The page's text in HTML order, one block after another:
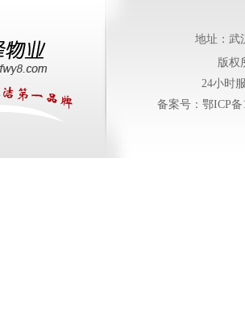
地址：武
版权
24小时
备案号：鄂ICP备